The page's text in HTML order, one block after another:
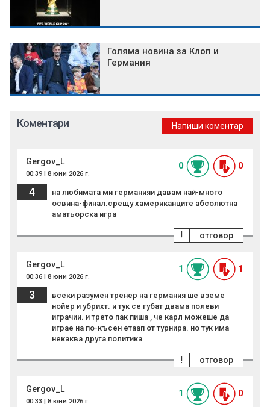
Голяма новина за Клоп и
Германия
Коментари Напиши коментар
Gergov_L
00:39 | 8 юни 2026 г.
0 0
4
на любимата ми германияи давам най-много
освина-финал.срещу хамериканците абсолютна
аматьорска игра
отговор
!
Gergov_L
00:36 | 8 юни 2026 г.
1 1
3
всеки разумен тренер на германия ше вземе
нойер и убрихт. и тук се губат двама полеви
играчии. и трето пак пиша , че карл можеше да
играе на по-късен етаап от турнира. но тук има
некаква друга политика
отговор
!
Gergov_L
00:33 | 8 юни 2026 г.
1 0